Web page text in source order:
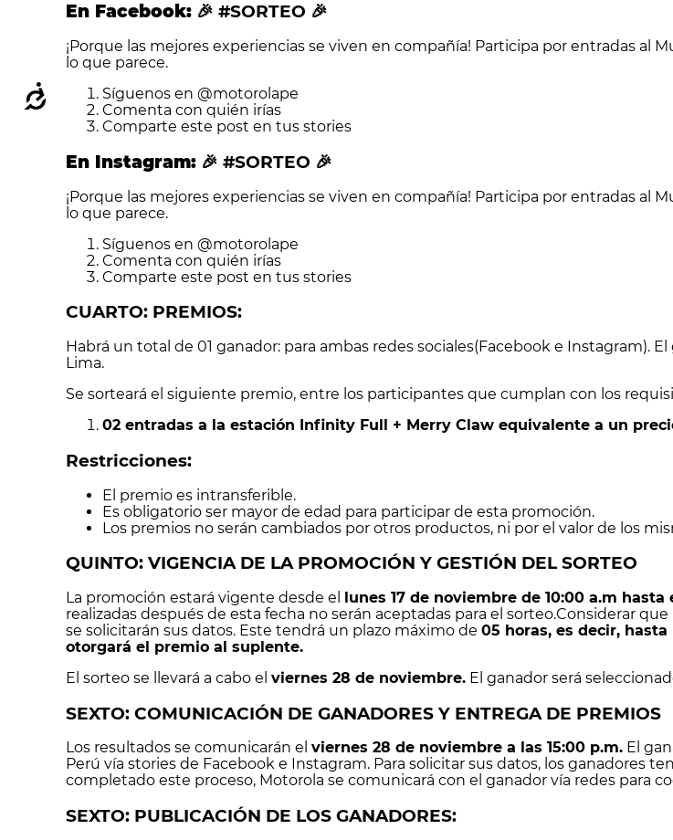
Accesibilidad
En Facebook: 🎉 #SORTEO 🎉
¡Porque las mejores experiencias se viven en compañía! Participa por entradas al
lo que parece.
Síguenos en @motorolape
Comenta con quién irías
Comparte este post en tus stories
En Instagram: 🎉 #SORTEO 🎉
¡Porque las mejores experiencias se viven en compañía! Participa por entradas al
lo que parece.
Síguenos en @motorolape
Comenta con quién irías
Comparte este post en tus stories
CUARTO: PREMIOS:
Habrá un total de 01 ganador: para ambas redes sociales(Facebook e Instagram).
Lima.
Se sorteará el siguiente premio, entre los participantes que cumplan con los
02 entradas a la estación Infinity Full + Merry Claw equivalente a un
Restricciones:
El premio es intransferible.
Es obligatorio ser mayor de edad para participar de esta promoción.
Los premios no serán cambiados por otros productos, ni por el valor de los
QUINTO: VIGENCIA DE LA PROMOCIÓN Y GESTIÓN DEL SORTEO
La promoción estará vigente desde el lunes 17 de noviembre de 10:00 a.m
realizadas después de esta fecha no serán aceptadas para el sorteo.Considerar
se solicitarán sus datos. Este tendrá un plazo máximo de 05 horas, es decir,
otorgará el premio al suplente.
El sorteo se llevará a cabo el viernes 28 de noviembre. El ganador será
SEXTO: COMUNICACIÓN DE GANADORES Y ENTREGA DE PREMIOS
Los resultados se comunicarán el viernes 28 de noviembre a las 15:00 p.m. El
Perú vía stories de Facebook e Instagram. Para solicitar sus datos, los ganadores
completado este proceso, Motorola se comunicará con el ganador vía redes para
SEXTO: PUBLICACIÓN DE LOS GANADORES: